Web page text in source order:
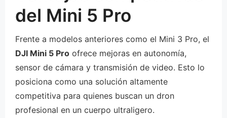
del Mini 5 Pro
Frente a modelos anteriores como el Mini 3 Pro, el
DJI Mini 5 Pro ofrece mejoras en autonomía,
sensor de cámara y transmisión de video. Esto lo
posiciona como una solución altamente
competitiva para quienes buscan un dron
profesional en un cuerpo ultraligero.